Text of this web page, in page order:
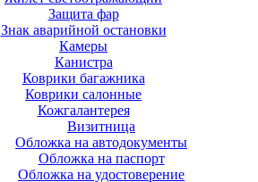
Защита фар
Знак аварийной остановки
Камеры
Канистра
Коврики багажника
Коврики салонные
Кожгалантерея
Визитница
Обложка на автодокументы
Обложка на паспорт
Обложка на удостоверение